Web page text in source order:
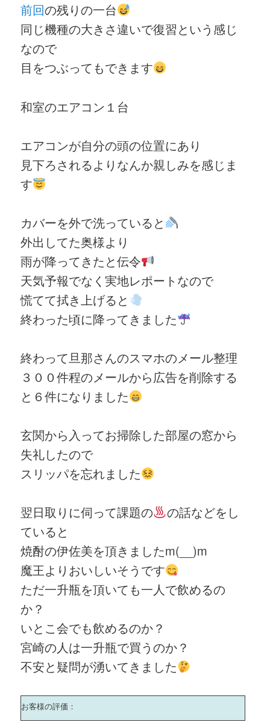
前回の残りの一台
同じ機種の大きさ違いで復習という感じ
なので
目をつぶってもできます
和室のエアコン１台
エアコンが自分の頭の位置にあり
見下ろされるよりなんか親しみを感じま
す
カバーを外で洗っていると
外出してた奥様より
雨が降ってきたと伝令
天気予報でなく実地レポートなので
慌てて拭き上げると
終わった頃に降ってきました
終わって旦那さんのスマホのメール整理
３００件程のメールから広告を削除する
と６件になりました
玄関から入ってお掃除した部屋の窓から
失礼したので
スリッパを忘れました
翌日取りに伺って課題の
の話などをし
ていると
焼酎の伊佐美を頂きましたm(__)m
魔王よりおいしいそうです
ただ一升瓶を頂いても一人で飲めるの
か？
いとこ会でも飲めるのか？
宮崎の人は一升瓶で買うのか？
不安と疑問が湧いてきました
お客様の評価：